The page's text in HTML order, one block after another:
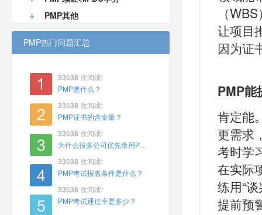
（
让项目
因为证
PMP能
肯定能
更需求
考时学
在实际
练用“
提前预
+ PMP其他
PMP热门问题汇总
33538 次阅读:
PMP是什么？
33538 次阅读:
PMP证书的含金量？
33538 次阅读:
为什么很多公司优先录用PMP？
33538 次阅读:
PMP考试报名条件是什么？
33538 次阅读:
PMP考试通过率是多少？